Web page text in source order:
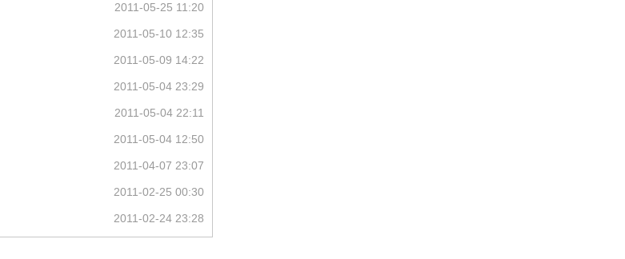
2011-05-25 11:20
2011-05-10 12:35
2011-05-09 14:22
2011-05-04 23:29
2011-05-04 22:11
2011-05-04 12:50
2011-04-07 23:07
2011-02-25 00:30
2011-02-24 23:28